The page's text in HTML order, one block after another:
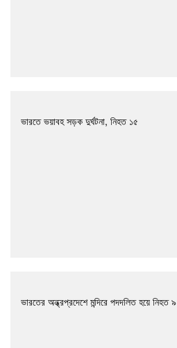
ভারতে ভয়াবহ সড়ক দুর্ঘটনা, নিহত ১৫
ভারতের অন্ধ্রপ্রদেশে মন্দিরে পদদলিত হয়ে নিহত ৯